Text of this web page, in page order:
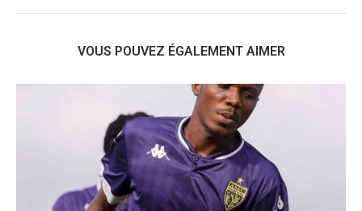
VOUS POUVEZ ÉGALEMENT AIMER